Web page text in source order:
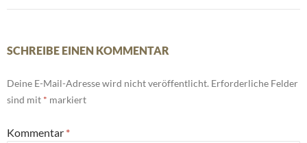
SCHREIBE EINEN KOMMENTAR
Deine E-Mail-Adresse wird nicht veröffentlicht. Erforderliche Felder
sind mit * markiert
Kommentar *